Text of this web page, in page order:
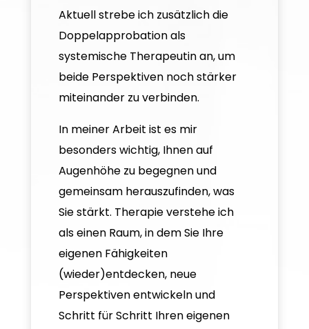
Aktuell strebe ich zusätzlich die
Doppelapprobation als
systemische Therapeutin an, um
beide Perspektiven noch stärker
miteinander zu verbinden.
In meiner Arbeit ist es mir
besonders wichtig, Ihnen auf
Augenhöhe zu begegnen und
gemeinsam herauszufinden, was
Sie stärkt. Therapie verstehe ich
als einen Raum, in dem Sie Ihre
eigenen Fähigkeiten
(wieder)entdecken, neue
Perspektiven entwickeln und
Schritt für Schritt Ihren eigenen